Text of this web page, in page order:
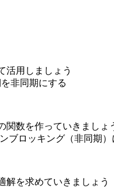
活用しましょう
非同期にする
関数を作っていきましょ
ブロッキング（非同期）
解を求めていきましょう